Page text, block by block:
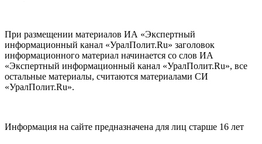
При размещении материалов ИА «Экспертный
информационный канал «УралПолит.Ru» заголовок
информационного материал начинается со слов ИА
«Экспертный информационный канал «УралПолит.Ru», все
остальные материалы, считаются материалами СИ
«УралПолит.Ru».
Информация на сайте предназначена для лиц старше 16 лет